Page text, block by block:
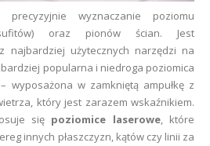
wyznaczanie poziomu
sufitów) oraz pionów ścian. Jest
najbardziej użytecznych narzędzi na
popularna i niedroga poziomica
– wyposażona w zamkniętą ampułkę z
który jest zarazem wskaźnikiem.
się poziomice laserowe, które
innych płaszczyzn, kątów czy linii za